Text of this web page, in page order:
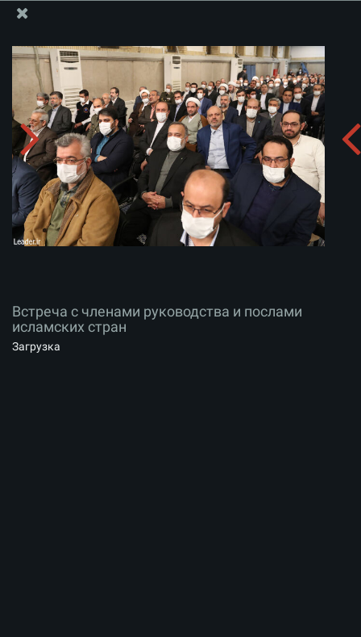
Встреча с членами руководства и послами
исламских стран
Скачать альбом:
Встреча с членами руководства и послами
исламских стран
Загрузка